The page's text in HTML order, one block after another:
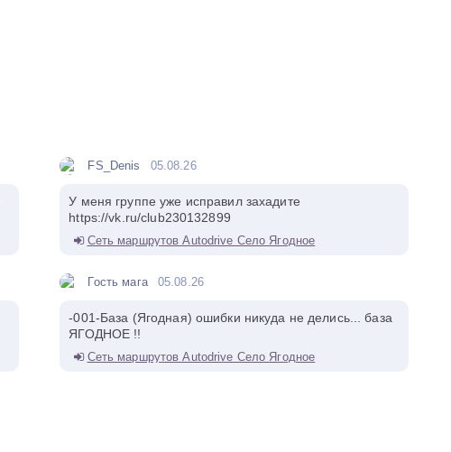
FS_Denis 05.08.26
У меня группе уже исправил захадите
https://vk.ru/club230132899
Сеть маршрутов Autodrive Село Ягодное
Гость мага 05.08.26
-001-База (Ягодная) ошибки никуда не делись... база
ЯГОДНОЕ !!
Сеть маршрутов Autodrive Село Ягодное